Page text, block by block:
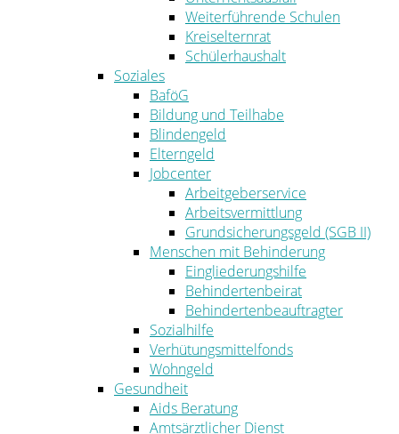
Weiterführende Schulen
Kreiselternrat
Schülerhaushalt
Soziales
BaföG
Bildung und Teilhabe
Blindengeld
Elterngeld
Jobcenter
Arbeitgeberservice
Arbeitsvermittlung
Grundsicherungsgeld (SGB II)
Menschen mit Behinderung
Eingliederungshilfe
Behindertenbeirat
Behindertenbeauftragter
Sozialhilfe
Verhütungsmittelfonds
Wohngeld
Gesundheit
Aids Beratung
Amtsärztlicher Dienst